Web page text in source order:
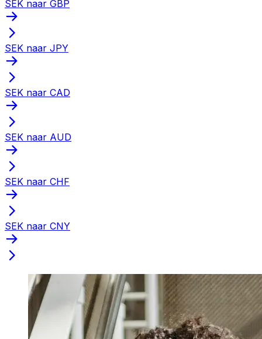
SEK naar GBP
SEK naar JPY
SEK naar CAD
SEK naar AUD
SEK naar CHF
SEK naar CNY